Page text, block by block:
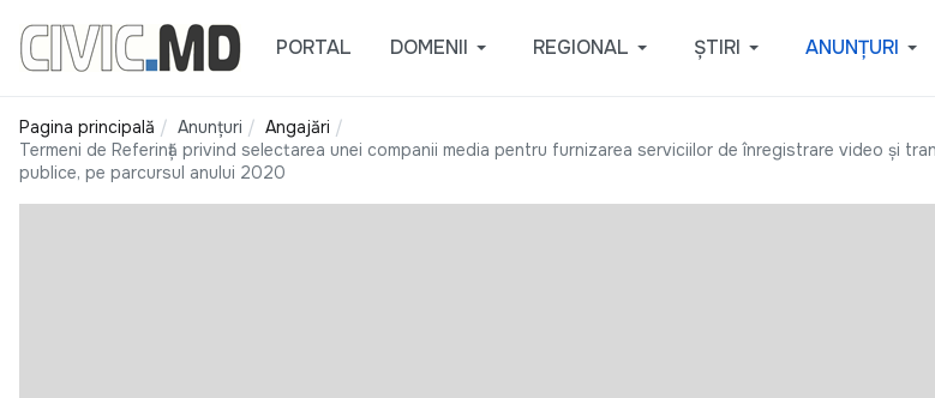
PORTAL DOMENII REGIONAL ȘTIRI ANUNȚURI
Pagina principală Anunțuri
Angajări
Termeni de Referință privind selectarea unei companii media pentru furnizarea serviciilor de înregistrare video și
publice, pe parcursul anului 2020